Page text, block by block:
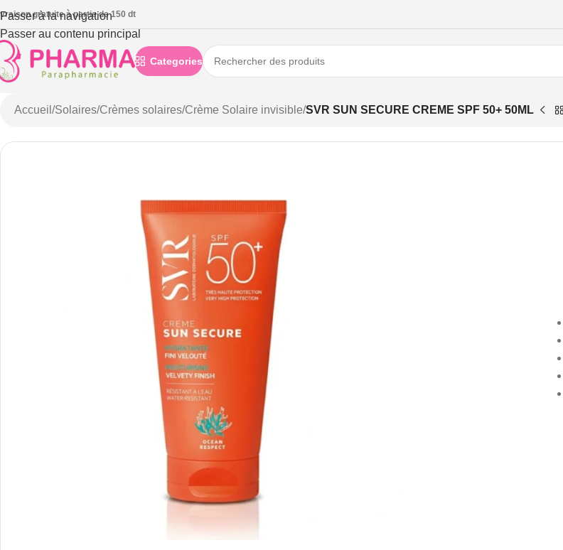
Passer à la navigation
Passer au contenu principal
gratuite à partie de 150 dt
Categories
Accueil /Solaires/Crèmes solaires/Crème Solaire invisible/SVR SUN SECURE CREME SPF 50+ 50ML